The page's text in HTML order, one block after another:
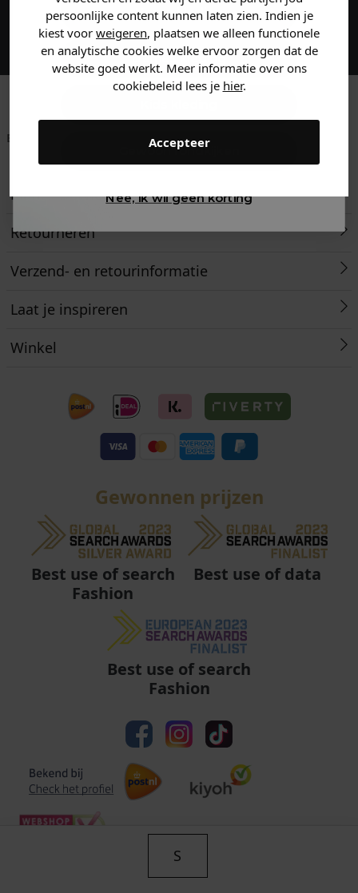
persoonlijke content kunnen laten zien. Indien je
kiest voor weigeren, plaatsen we alleen functionele
en analytische cookies welke ervoor zorgen dat de
website goed werkt. Meer informatie over ons
cookiebeleid lees je hier.
Accepteer
S
Maak een account aan en ontvang 5%
korting op je eerste bestelling!
Betaal achteraf met
Voor 23:59 besteld
Klantenservice
Retourneren
Verzend- en retourinformatie
Laat je inspireren
Winkel
Gewonnen prijzen
Best use of search
Fashion
Best use of data
Best use of search
Fashion
Algemene voorwaarden | Privacy
Heren kleding
Dames kleding
Gewoon rondkijken
Nee, ik wil geen korting